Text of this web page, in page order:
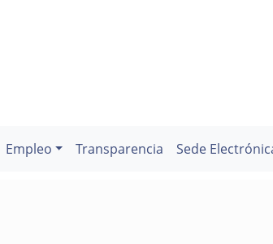
Empleo Transparencia Sede